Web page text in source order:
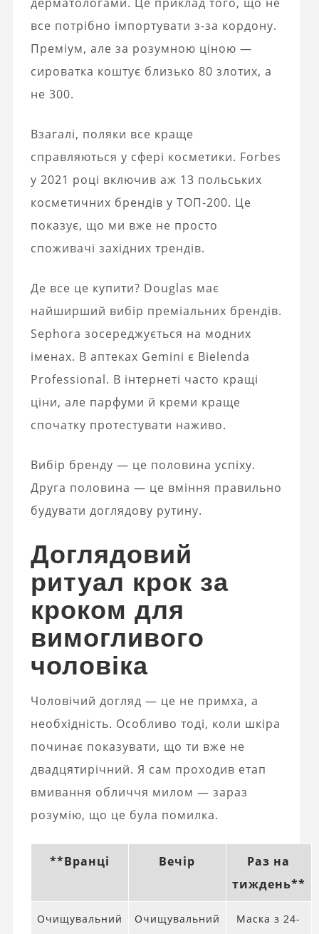
все потрібно імпортувати з-за кордону.
Преміум, але за розумною ціною —
сироватка коштує близько 80 злотих, а
не 300.
Взагалі, поляки все краще
справляються у сфері косметики. Forbes
у 2021 році включив аж 13 польських
косметичних брендів у ТОП-200. Це
показує, що ми вже не просто
споживачі західних трендів.
Де все це купити? Douglas має
найширший вибір преміальних брендів.
Sephora зосереджується на модних
іменах. В аптеках Gemini є Bielenda
Professional. В інтернеті часто кращі
ціни, але парфуми й креми краще
спочатку протестувати наживо.
Вибір бренду — це половина успіху.
Друга половина — це вміння правильно
будувати доглядову рутину.
Доглядовий
ритуал крок за
кроком для
вимогливого
чоловіка
Чоловічий догляд — це не примха, а
необхідність. Особливо тоді, коли шкіра
починає показувати, що ти вже не
двадцятирічний. Я сам проходив етап
вмивання обличчя милом — зараз
розумію, що це була помилка.
**Вранці Вечір
Раз на
тиждень**
Очищувальний
Очищувальний
Маска з 24-